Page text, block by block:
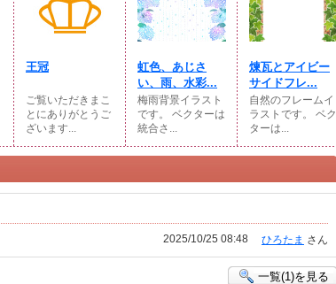
王冠
ご覧いただきまこ
とにありがとうご
ざいます...
虹色、あじさ
い、雨、水彩...
梅雨背景イラスト
です。 ベクターは
統合さ...
煉瓦とアイビー
サイドフレ...
自然のフレームイ
ラストです。 ベク
ターは...
ひろたま さん
2025/10/25 08:48
一覧(1)を見る